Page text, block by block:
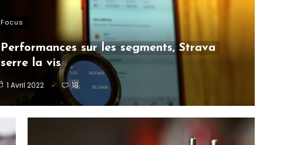
Focus
Performances sur les segments, Strava
serre la vis
1 Avril 2022 18